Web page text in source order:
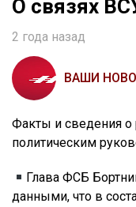
О связях
2 года назад
ВАШИ
Факты и сведения о
политическим
Глава ФСБ
данными, что в